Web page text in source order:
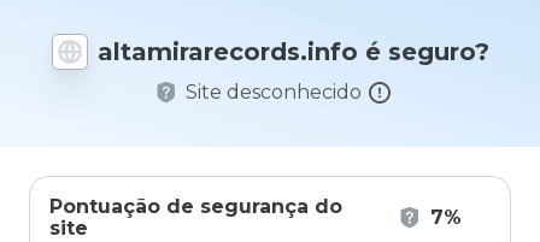
altamirarecords.info é seguro?
Site desconhecido
Pontuação de segurança do
site
7%
daria
este